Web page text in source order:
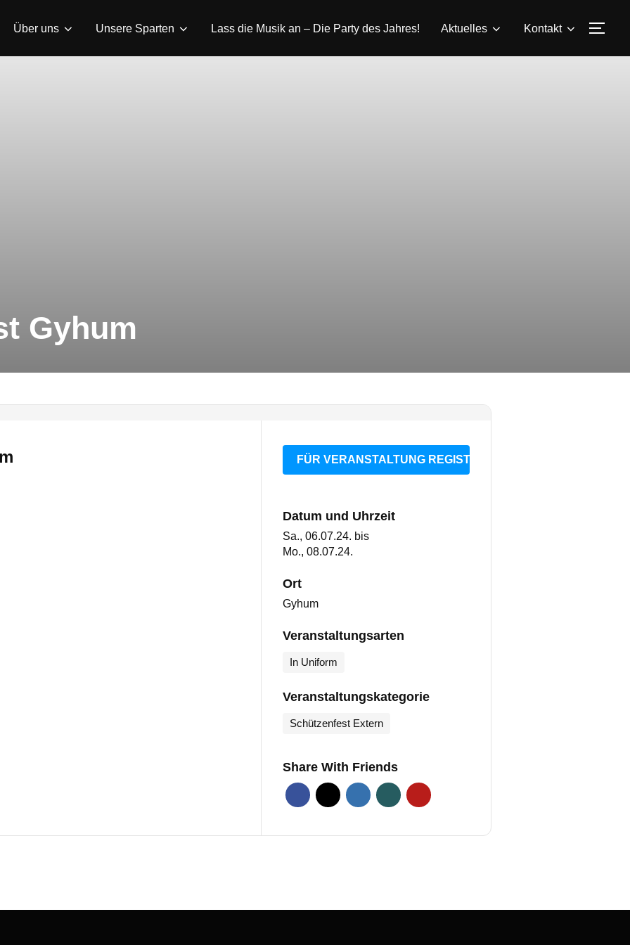
Über uns Unsere Sparten Lass die Musik an – Die Party des Jahres! Aktuelles Kontakt
Gyhum
FÜR VERANSTALTUNG REGISTRIEREN
Datum und Uhrzeit
Sa., 06.07.24. bis
Mo., 08.07.24.
Ort
Gyhum
Veranstaltungsarten
In Uniform
Veranstaltungskategorie
Schützenfest Extern
Share With Friends